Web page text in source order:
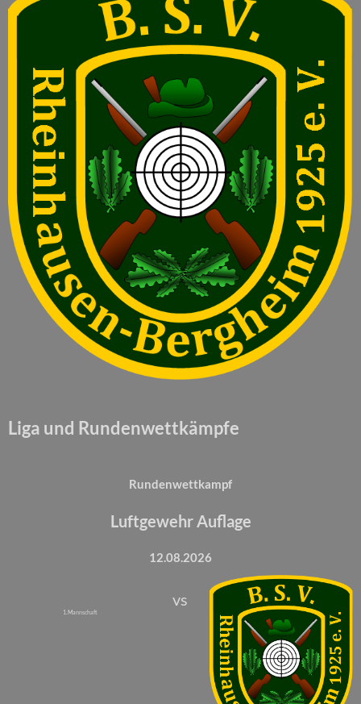
Liga und Rundenwettkämpfe
Rundenwettkampf
Luftgewehr Auflage
12.08.2026
1. Mannschaft
vs